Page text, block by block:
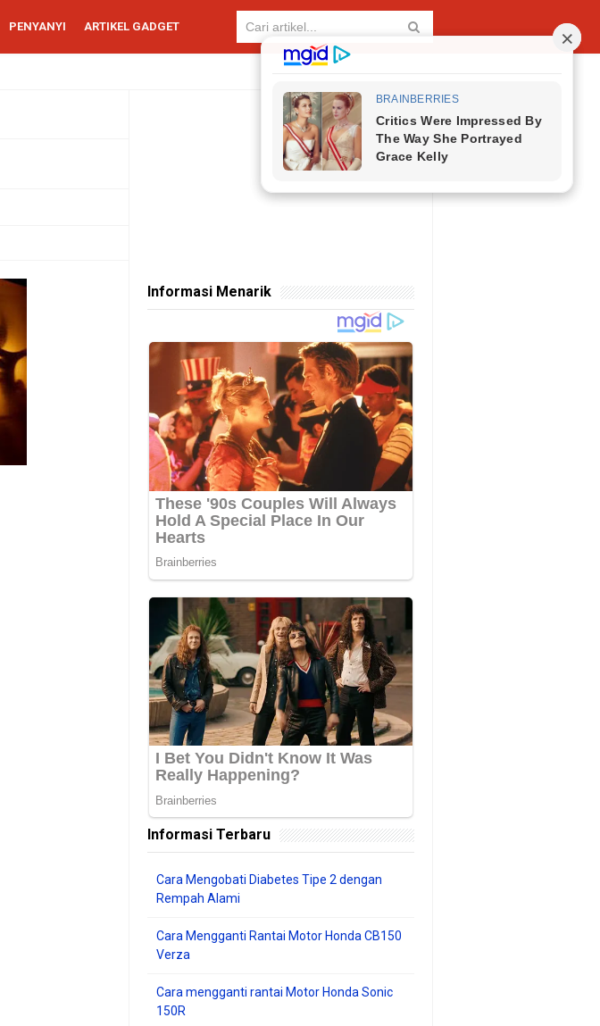
PENYANYI ARTIKEL GADGET
Informasi Menarik
Informasi Terbaru
Cara Mengobati Diabetes Tipe 2 dengan
Rempah Alami
Cara Mengganti Rantai Motor Honda CB150
Verza
Cara mengganti rantai Motor Honda Sonic
150R